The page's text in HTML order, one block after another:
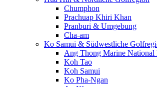
Chumphon
Prachuap Khiri Khan
Pranburi & Umgebung
Cha-am
Ko Samui & Südwestliche
Ang Thong Marine National
Koh Tao
Koh Samui
Ko Pha-Ngan